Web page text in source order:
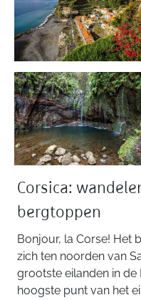
Corsica:
bergtoppen
Bonjour, la Corse! Het
zich ten noorden van
grootste eilanden in de
hoogste punt van het